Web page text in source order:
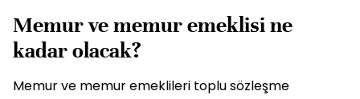
Memur ve memur emeklisi ne
kadar olacak?
Memur ve memur emeklileri toplu sözleşme